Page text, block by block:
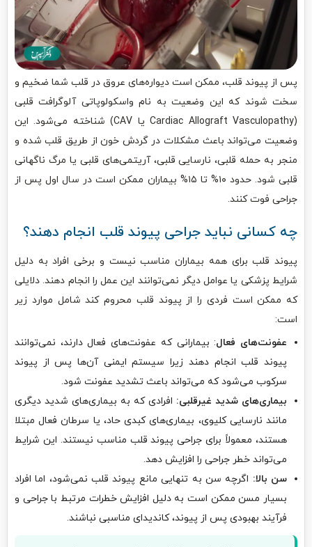
پس از پیوند قلب، ممکن است دیواره‌های عروق در قلب شما ضخیم و
سخت شوند که این وضعیت به نام واسکولوپاتی آلوگرافت قلبی
(Cardiac Allograft Vasculopathy یا CAV) شناخته می‌شود. این
وضعیت می‌تواند باعث مشکلات در گردش خون از طریق قلب شده و
منجر به حمله قلبی، نارسایی قلبی، آریتمی‌های قلبی یا مرگ ناگهانی
قلبی شود. حدود ۱۰% تا ۱۵% بیماران ممکن است در سال اول پس از
جراحی فوت کنند.
چه کسانی نباید جراحی پیوند قلب انجام دهند؟
پیوند قلب برای همه بیماران مناسب نیست و برخی افراد به دلیل
شرایط پزشکی یا عوامل دیگر نمی‌توانند این عمل را انجام دهند. دلایلی
که ممکن است فردی را از پیوند قلب محروم کند شامل موارد زیر
است:
عفونت‌های فعال: بیمارانی که عفونت‌های فعال دارند، نمی‌توانند
پیوند قلب انجام دهند زیرا سیستم ایمنی آن‌ها پس از پیوند
سرکوب می‌شود که می‌تواند باعث تشدید عفونت شود.
بیماری‌های شدید غیرقلبی: افرادی که به بیماری‌های شدید دیگری
مانند نارسایی کلیوی، بیماری‌های کبدی حاد، یا سرطان فعال مبتلا
هستند، معمولاً برای جراحی پیوند قلب مناسب نیستند. این شرایط
می‌تواند خطر جراحی را افزایش دهد.
سن بالا: اگرچه سن به تنهایی مانع پیوند قلب نمی‌شود، اما افراد
بسیار مسن ممکن است به دلیل افزایش خطرات مرتبط با جراحی و
فرآیند بهبودی پس از پیوند، کاندیدای مناسبی نباشند.